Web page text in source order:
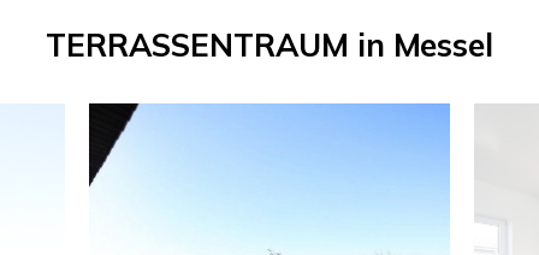
TERRASSENTRAUM in Messel